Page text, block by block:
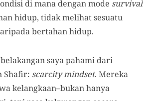
di mana dengan mode survival
hidup, tidak melihat sesuatu
bertahan hidup.
saya pahami dari
Shafir: scarcity mindset. Mereka
kelangkaan–bukan hanya